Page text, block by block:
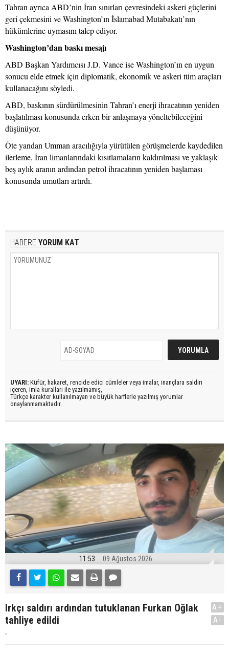
Tahran ayrıca ABD’nin İran sınırları çevresindeki askeri güçlerini
geri çekmesini ve Washington’ın İslamabad Mutabakatı’nın
hükümlerine uymasını talep ediyor.
Washington’dan baskı mesajı
ABD Başkan Yardımcısı J.D. Vance ise Washington’ın en uygun
sonucu elde etmek için diplomatik, ekonomik ve askeri tüm araçları
kullanacağını söyledi.
ABD, baskının sürdürülmesinin Tahran’ı enerji ihracatının yeniden
başlatılması konusunda erken bir anlaşmaya yöneltebileceğini
düşünüyor.
Öte yandan Umman aracılığıyla yürütülen görüşmelerde kaydedilen
ilerleme, İran limanlarındaki kısıtlamaların kaldırılması ve yaklaşık
beş aylık aranın ardından petrol ihracatının yeniden başlaması
konusunda umutları artırdı.
HABERE YORUM KAT
UYARI: Küfür, hakaret, rencide edici cümleler veya imalar, inançlara saldırı
içeren, imla kuralları ile yazılmamış,
Türkçe karakter kullanılmayan ve büyük harflerle yazılmış yorumlar
onaylanmamaktadır.
11:53 09 Ağustos 2026
Irkçı saldırı ardından tutuklanan Furkan Oğlak
tahliye edildi
.
A+
A-